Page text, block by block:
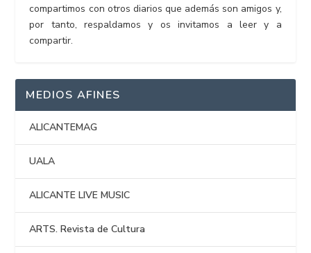
compartimos con otros diarios que además son amigos y,
por tanto, respaldamos y os invitamos a leer y a
compartir.
MEDIOS AFINES
ALICANTEMAG
UALA
ALICANTE LIVE MUSIC
ARTS. Revista de Cultura